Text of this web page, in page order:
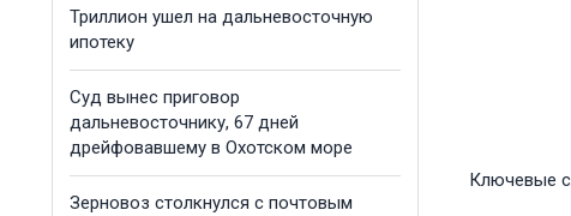
Триллион ушел на дальневосточную
ипотеку
Суд вынес приговор
дальневосточнику, 67 дней
дрейфовавшему в Охотском море
Зерновоз столкнулся с почтовым
Ключевые